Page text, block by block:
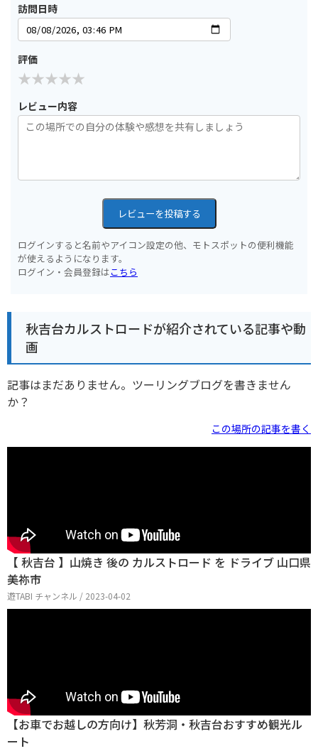
訪問日時
評価
レビュー内容
レビューを投稿する
ログインすると名前やアイコン設定の他、モトスポットの便利機能
が使えるようになります。
ログイン・会員登録はこちら
秋吉台カルストロードが紹介されている記事や動
画
記事はまだありません。ツーリングブログを書きません
か？
この場所の記事を書く
【 秋吉台 】山焼き 後の カルストロード を ドライブ 山口県
美祢市
遊TABI チャンネル / 2023-04-02
【お車でお越しの方向け】秋芳洞・秋吉台おすすめ観光ル
ート